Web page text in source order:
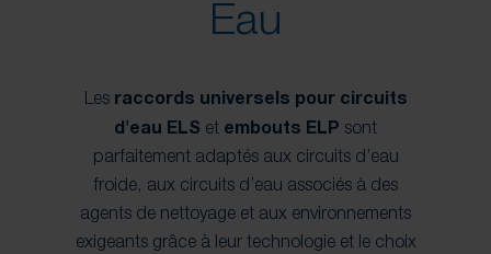
Eau
Les raccords universels pour circuits
d'eau ELS et embouts ELP sont
parfaitement adaptés aux circuits d’eau
froide, aux circuits d’eau associés à des
agents de nettoyage et aux environnements
exigeants grâce à leur technologie et le choix